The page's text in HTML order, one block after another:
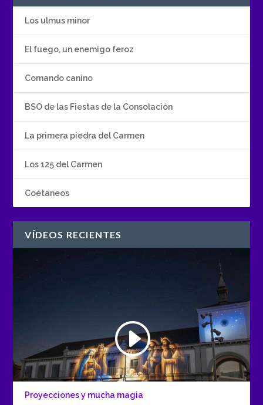
Los ulmus minor
El fuego, un enemigo feroz
Comando canino
BSO de las Fiestas de la Consolación
La primera piedra del Carmen
Los 125 del Carmen
Coétaneos
VÍDEOS RECIENTES
Proyecciones y mucha magia